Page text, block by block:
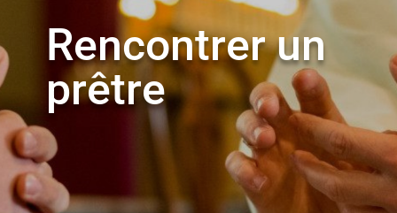
Rencontrer un
prêtre